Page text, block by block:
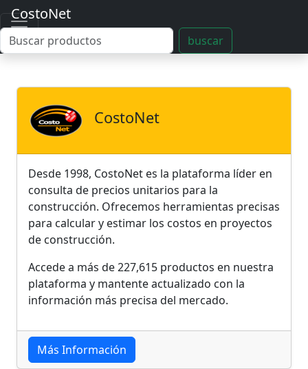
CostoNet
buscar
CostoNet
Desde 1998, CostoNet es la plataforma líder en
consulta de precios unitarios para la
construcción. Ofrecemos herramientas precisas
para calcular y estimar los costos en proyectos
de construcción.
Accede a más de 227,615 productos en nuestra
plataforma y mantente actualizado con la
información más precisa del mercado.
Más Información